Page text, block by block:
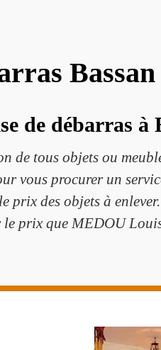
Bassan
de débarras à
de tous objets ou
vous procurer un
des objets à
prix que MEDOU